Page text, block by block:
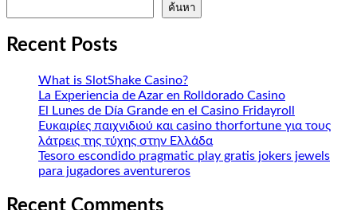
ค้นหา
Recent Posts
What is SlotShake Casino?
La Experiencia de Azar en Rolldorado Casino
El Lunes de Día Grande en el Casino Fridayroll
Ευκαιρίες παιχνιδιού και casino thorfortune για τους
λάτρεις της τύχης στην Ελλάδα
Tesoro escondido pragmatic play gratis jokers jewels
para jugadores aventureros
Recent Comments